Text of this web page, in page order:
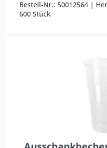
Bestell-Nr.: 50012564 |
600 Stück